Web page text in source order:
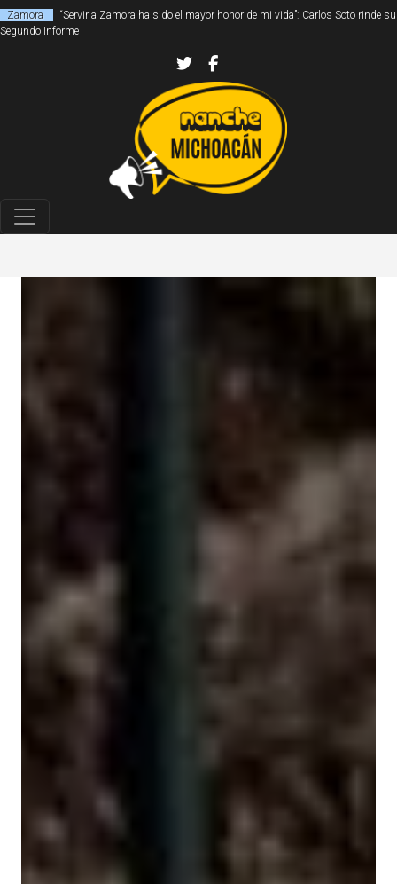
Zamora
“Servir a Zamora ha sido el mayor honor de mi vida”: Carlos Soto rinde su
Segundo Informe